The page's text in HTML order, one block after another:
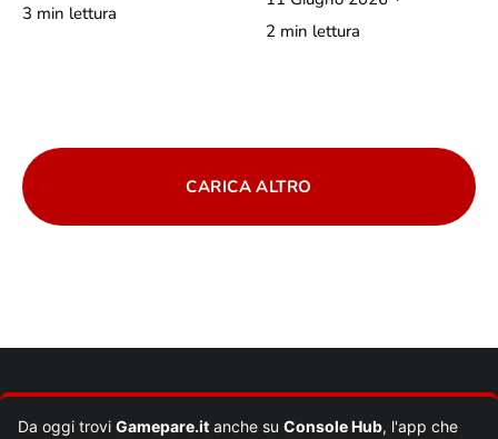
3 min lettura
2 min lettura
CARICA ALTRO
Da oggi trovi Gamepare.it anche su Console Hub, l'app che